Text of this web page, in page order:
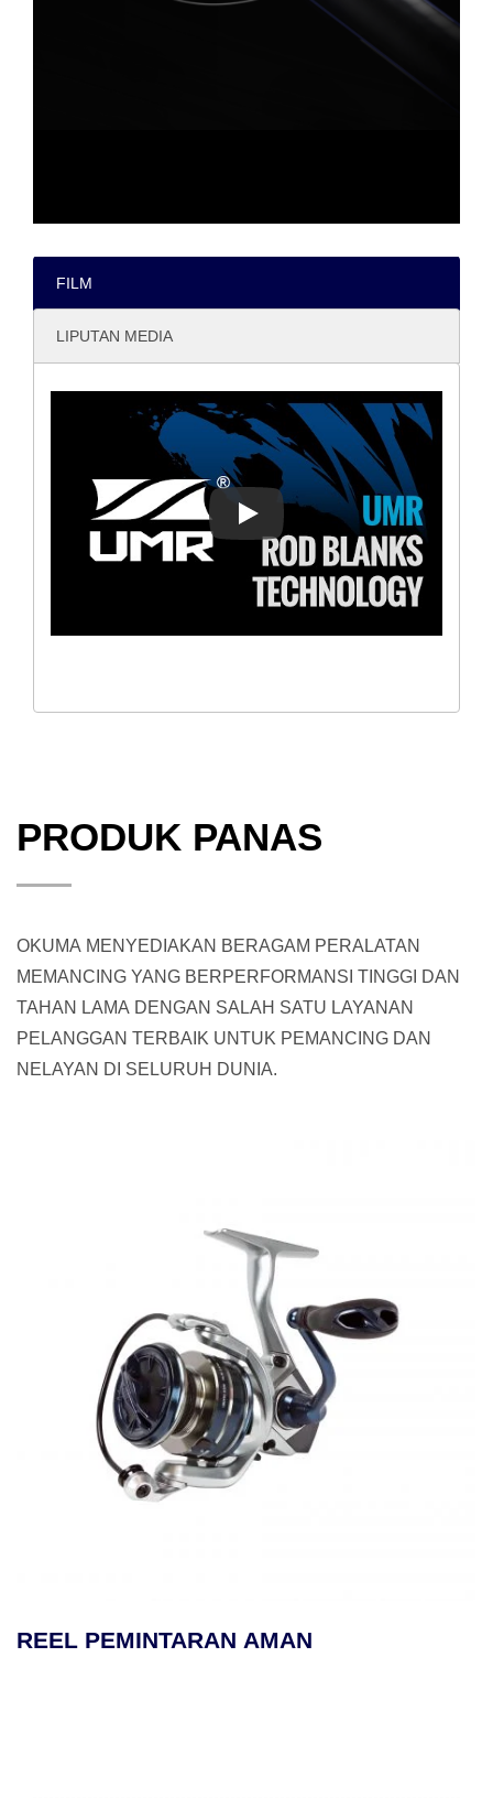
FILM
LIPUTAN MEDIA
UMR™
PRODUK PANAS
OKUMA MENYEDIAKAN BERAGAM PERALATAN
MEMANCING YANG BERPERFORMANSI TINGGI DAN
TAHAN LAMA DENGAN SALAH SATU LAYANAN
PELANGGAN TERBAIK UNTUK PEMANCING DAN
NELAYAN DI SELURUH DUNIA.
REEL PEMINTARAN AMAN